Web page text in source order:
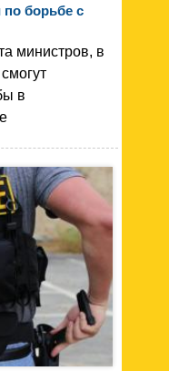
по борьбе с
министров, в
в